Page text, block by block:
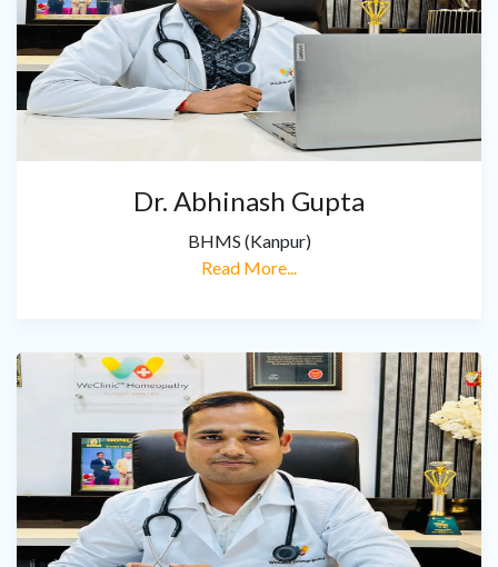
Dr. Abhinash Gupta
BHMS (Kanpur)
Read More...